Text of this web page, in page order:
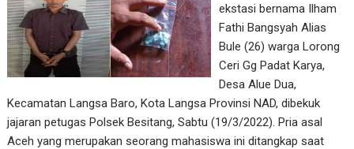
ekstasi bernama Ilham
Fathi Bangsyah Alias
Bule (26) warga Lorong
Ceri Gg Padat Karya,
Desa Alue Dua,
Kecamatan Langsa Baro, Kota Langsa Provinsi NAD, dibekuk
jajaran petugas Polsek Besitang, Sabtu (19/3/2022). Pria asal
Aceh yang merupakan seorang mahasiswa ini ditangkap saat